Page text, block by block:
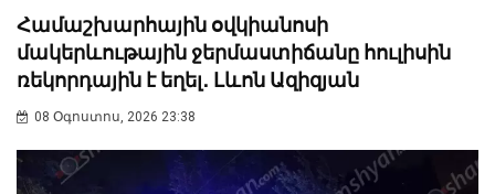
Համաշխարհային օվկիանոսի
մակերևութային ջերմաստիճանը հուլիսին
ռեկորդային է եղել․ Լևոն Ազիզյան
08 Օգոստոս, 2026 23:38